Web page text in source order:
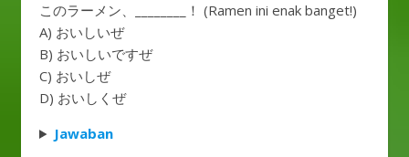
このラーメン、________！ (Ramen ini enak banget!)
A) おいしいぜ
B) おいしいですぜ
C) おいしぜ
D) おいしくぜ
Jawaban